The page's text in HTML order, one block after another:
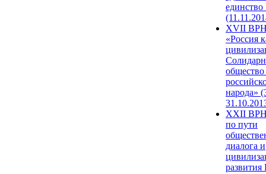
единство
XVII
«Россия
народа»
XXII
по пути
диалога и
развития